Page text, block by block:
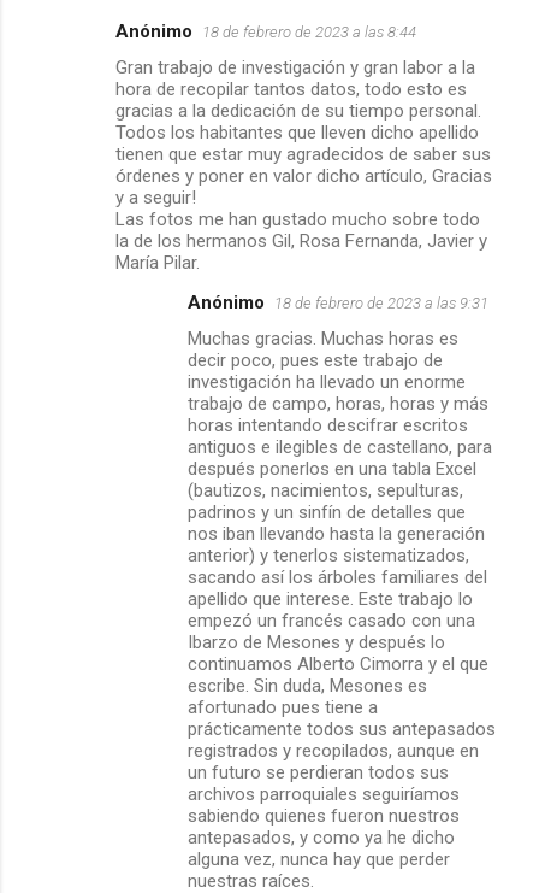
Anónimo 18 de febrero de 2023 a las 8:44
Gran trabajo de investigación y gran labor a la
hora de recopilar tantos datos, todo esto es
gracias a la dedicación de su tiempo personal.
Todos los habitantes que lleven dicho apellido
tienen que estar muy agradecidos de saber sus
órdenes y poner en valor dicho artículo, Gracias
y a seguir!
Las fotos me han gustado mucho sobre todo
la de los hermanos Gil, Rosa Fernanda, Javier y
María Pilar.
Anónimo 18 de febrero de 2023 a las 9:31
Muchas gracias. Muchas horas es
decir poco, pues este trabajo de
investigación ha llevado un enorme
trabajo de campo, horas, horas y más
horas intentando descifrar escritos
antiguos e ilegibles de castellano, para
después ponerlos en una tabla Excel
(bautizos, nacimientos, sepulturas,
padrinos y un sinfín de detalles que
nos iban llevando hasta la generación
anterior) y tenerlos sistematizados,
sacando así los árboles familiares del
apellido que interese. Este trabajo lo
empezó un francés casado con una
Ibarzo de Mesones y después lo
continuamos Alberto Cimorra y el que
escribe. Sin duda, Mesones es
afortunado pues tiene a
prácticamente todos sus antepasados
registrados y recopilados, aunque en
un futuro se perdieran todos sus
archivos parroquiales seguiríamos
sabiendo quienes fueron nuestros
antepasados, y como ya he dicho
alguna vez, nunca hay que perder
nuestras raíces.